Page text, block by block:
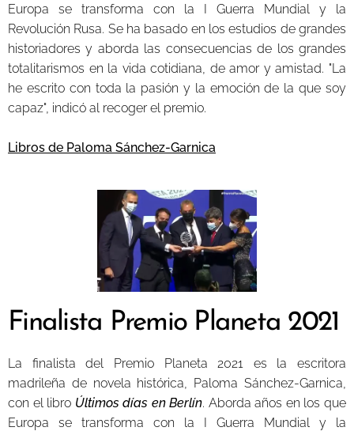
Europa se transforma con la I Guerra Mundial y la
Revolución Rusa. Se ha basado en los estudios de grandes
historiadores y aborda las consecuencias de los grandes
totalitarismos en la vida cotidiana, de amor y amistad. "La
he escrito con toda la pasión y la emoción de la que soy
capaz", indicó al recoger el premio.
Libros de Paloma Sánchez-Garnica
Finalista Premio Planeta 2021
La finalista del Premio Planeta 2021 es la escritora
madrileña de novela histórica, Paloma Sánchez-Garnica,
con el libro Últimos días en Berlín. Aborda años en los que
Europa se transforma con la I Guerra Mundial y la